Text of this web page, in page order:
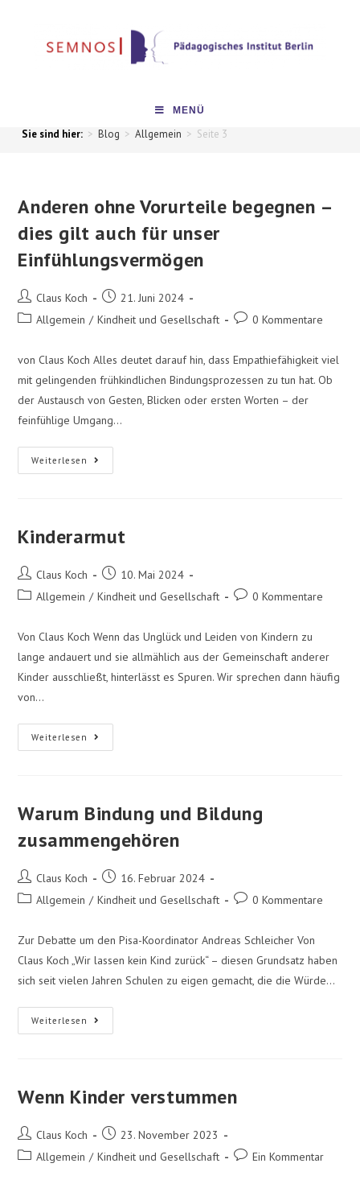
MENÜ
> Blog > Allgemein > Seite 3
Anderen ohne Vorurteile begegnen –
dies gilt auch für unser
Einfühlungsvermögen
Claus Koch
21. Juni 2024
Allgemein / Kindheit und Gesellschaft 0 Kommentare
von Claus Koch Alles deutet darauf hin, dass Empathiefähigkeit viel
mit gelingenden frühkindlichen Bindungsprozessen zu tun hat. Ob
der Austausch von Gesten, Blicken oder ersten Worten – der
feinfühlige Umgang…
Weiterlesen
Kinderarmut
Claus Koch
10. Mai 2024
Allgemein / Kindheit und Gesellschaft 0 Kommentare
Von Claus Koch Wenn das Unglück und Leiden von Kindern zu
lange andauert und sie allmählich aus der Gemeinschaft anderer
Kinder ausschließt, hinterlässt es Spuren. Wir sprechen dann häufig
von…
Weiterlesen
Warum Bindung und Bildung
zusammengehören
Claus Koch
16. Februar 2024
Allgemein / Kindheit und Gesellschaft 0 Kommentare
Zur Debatte um den Pisa-Koordinator Andreas Schleicher Von
Claus Koch „Wir lassen kein Kind zurück“ – diesen Grundsatz haben
sich seit vielen Jahren Schulen zu eigen gemacht, die die Würde…
Weiterlesen
Wenn Kinder verstummen
Claus Koch
23. November 2023
Allgemein / Kindheit und Gesellschaft Ein Kommentar